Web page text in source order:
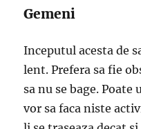
Gemeni
Inceputul acesta de
lent. Prefera sa fie
sa nu se bage. Poate
vor sa faca niste